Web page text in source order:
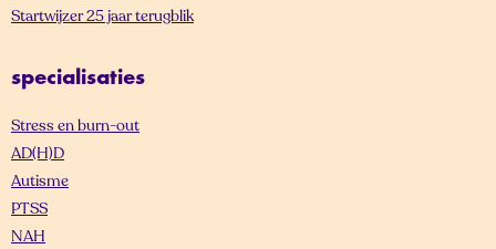
Startwijzer 25 jaar terugblik
specialisaties
Stress en burn-out
AD(H)D
Autisme
PTSS
NAH